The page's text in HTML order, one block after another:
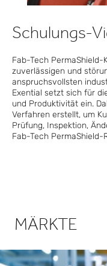
Schulungs-
Fab-Tech
zuverlässigen und
anspruchsvollsten
Exential setzt sich für
und Produktivität ein.
Verfahren erstellt, um
Prüfung, Inspektion,
Fab-Tech
MÄRKTE